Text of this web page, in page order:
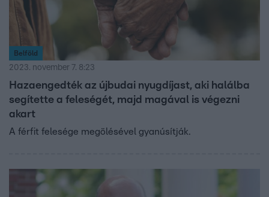
Belföld
2023. november 7. 8:23
Hazaengedték az újbudai nyugdíjast, aki halálba
segítette a feleségét, majd magával is végezni
akart
A férfit felesége megölésével gyanúsítják.